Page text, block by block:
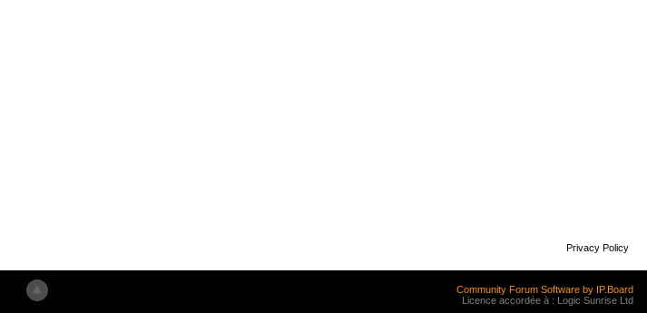
Privacy Policy
Community Forum Software by IP.Board
Licence accordée à : Logic Sunrise Ltd